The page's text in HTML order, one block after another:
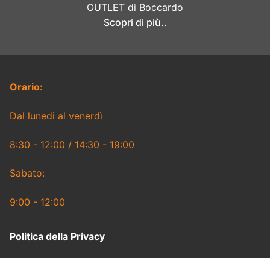
OUTLET di Boccardo
Scopri di più..
Orario:
Dal lunedi al venerdì
8:30 - 12:00 / 14:30 - 19:00
Sabato:
9:00 - 12:00
Politica della Privacy